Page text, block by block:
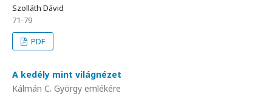
Szolláth Dávid
71-79
PDF
A kedély mint világnézet
Kálmán C. György emlékére